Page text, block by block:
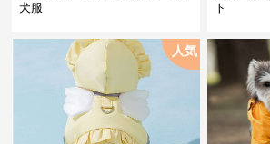
犬服
ト
人気